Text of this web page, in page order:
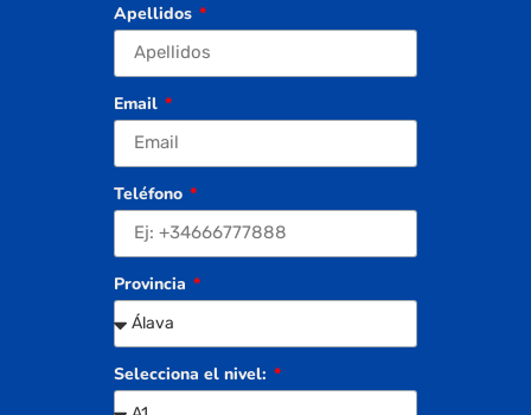
Apellidos
Email
Teléfono
Provincia
Selecciona el nivel: